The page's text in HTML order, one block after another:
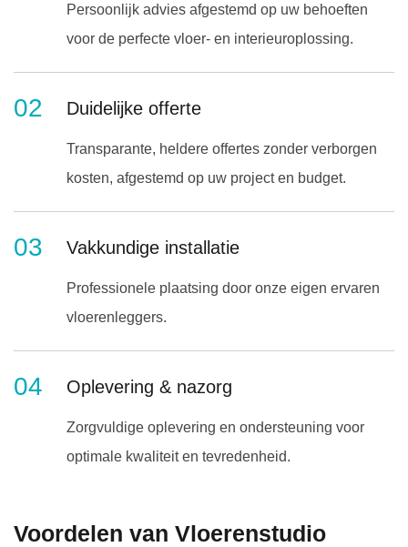
Persoonlijk advies afgestemd op uw behoeften
voor de perfecte vloer- en interieuroplossing.
02 Duidelijke offerte
Transparante, heldere offertes zonder verborgen
kosten, afgestemd op uw project en budget.
03 Vakkundige installatie
Professionele plaatsing door onze eigen ervaren
vloerenleggers.
04 Oplevering & nazorg
Zorgvuldige oplevering en ondersteuning voor
optimale kwaliteit en tevredenheid.
Voordelen van Vloerenstudio